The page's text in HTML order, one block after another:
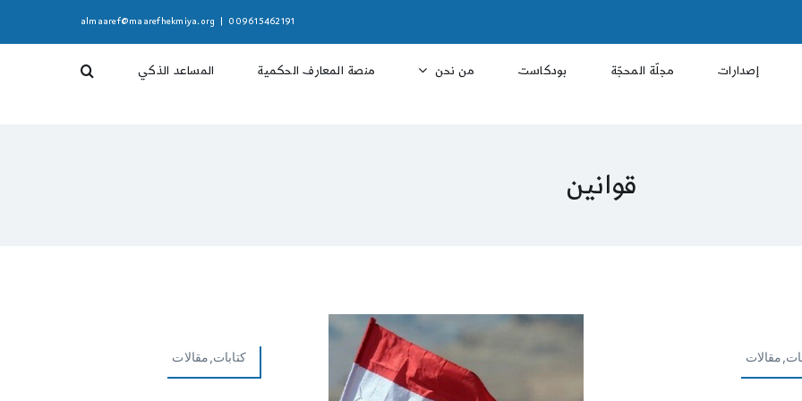
009615462191
almaaref@maarefhekmiya.org
إصدارات مجلّة المحجّة بودكاست من نحن منصة المعارف الحكمية المساعد الذكي
قوانين
كتابات,مقالات